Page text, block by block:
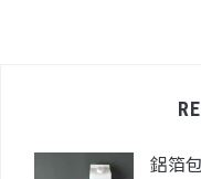
鋁箔